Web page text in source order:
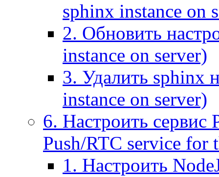
sphinx instance on
2. Обновить
instance on server)
3. Удалить sphinx
instance on server)
6. Настроить
Push/RTC service for
1. Настроить